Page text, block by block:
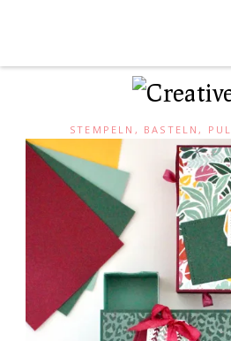
STEMPELN, BASTELN,